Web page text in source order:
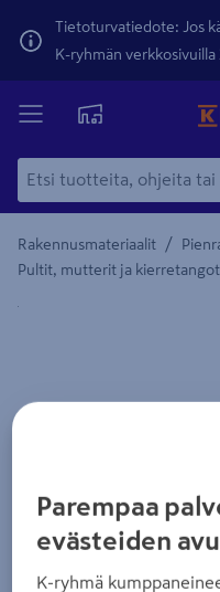
Tietoturvatiedote: Jos
K-ryhmän verkkosivuilla
Rakennusmateriaalit /
Pultit, mutterit ja kierretangot
Yksityiskohtainen
Parempaa
evästeiden
K-ryhmä